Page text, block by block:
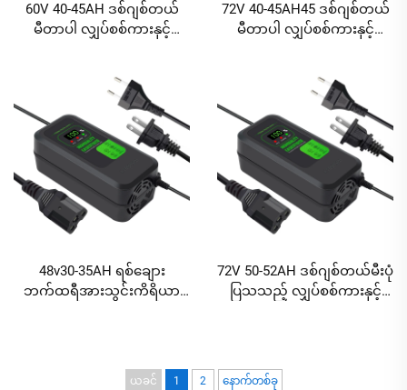
60V 40-45AH ဒစ်ဂျစ်တယ်
မီတာပါ လျှပ်စစ်ကားနှင့်
ပေါ်တာများဖြင့် ABS ပစ္စည်း
72V 40-45AH45 ဒစ်ဂျစ်တယ်
မီတာပါ လျှပ်စစ်ကားနှင့်
ကိရိယာ AC နှင့် DC ပေါ်တာ
များဖြင့်
48v30-35AH ရစ်ချေား
ဘက်ထရီအားသွင်းကိရိယာ
72V 50-52AH ဒစ်ဂျစ်တယ်မီးပုံ
ပြသသည့် လျှပ်စစ်ကားနှင့်
ယခင် 1 2 နောက်တစ်ခု